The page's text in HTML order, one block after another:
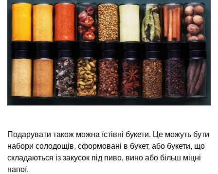
Подарувати також можна їстівні букети. Це можуть бути
набори солодощів, сформовані в букет, або букети, що
складаються із закусок під пиво, вино або більш міцні
напої.